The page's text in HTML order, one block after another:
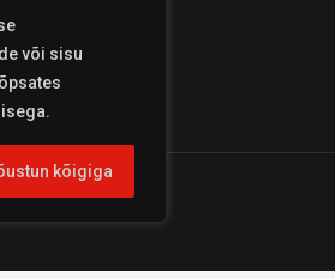
või sisu
kõigiga